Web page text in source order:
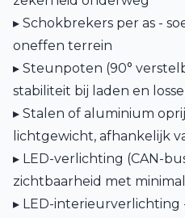
▸ Schokbrekers per as -
oneffen terrein
▸ Steunpoten (90°
stabiliteit bij laden en
▸ Stalen of aluminium
lichtgewicht, afhankelijk
▸ LED-verlichting (CAN-
zichtbaarheid met
▸ LED-interieurverlichting